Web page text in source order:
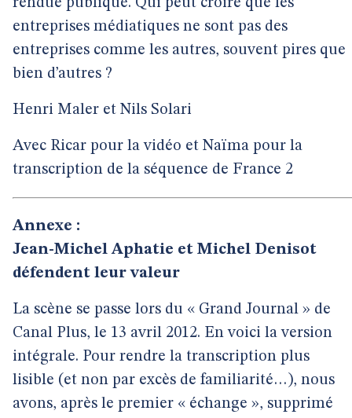
entreprises médiatiques ne sont pas des
entreprises comme les autres, souvent pires que
bien d’autres ?
Henri Maler et Nils Solari
Avec Ricar pour la vidéo et Naïma pour la
transcription de la séquence de France 2
Annexe :
Jean-Michel Aphatie et Michel Denisot
défendent leur valeur
La scène se passe lors du « Grand Journal » de
Canal Plus, le 13 avril 2012. En voici la version
intégrale. Pour rendre la transcription plus
lisible (et non par excès de familiarité…), nous
avons, après le premier « échange », supprimé